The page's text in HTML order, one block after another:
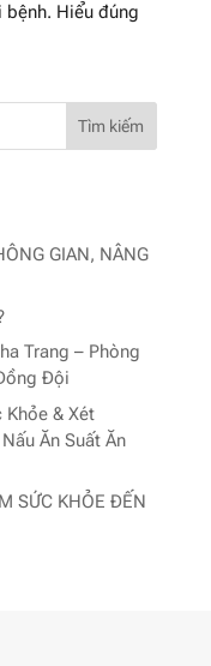
Hiểu đúng
Tìm kiếm
GIAN, NÂNG
Trang – Phòng
Đội
Khỏe & Xét
Ăn Suất Ăn
SỨC KHỎE ĐẾN